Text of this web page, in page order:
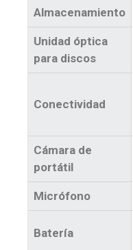
Almacenamiento
Unidad óptica
para discos
Conectividad
Cámara de
portátil
Micrófono
Batería